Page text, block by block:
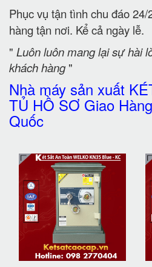
Phục vụ tận tình chu đáo 24/
hàng tận nơi. Kể cả ngày lễ.
" Luôn luôn mang lại sự hài
khách hàng"
Nhà máy sản xuất
TỦ HỒ SƠ Giao
Quốc